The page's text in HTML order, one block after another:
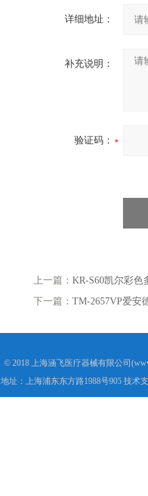
详细地址：
补充说明：
验证码：
上一篇： KR-S60凯尔彩色
下一篇： TM-2657VP爱安
© 2018 上海涵飞医疗器械有限公司
地址：上海浦东东方路1988号905 技术